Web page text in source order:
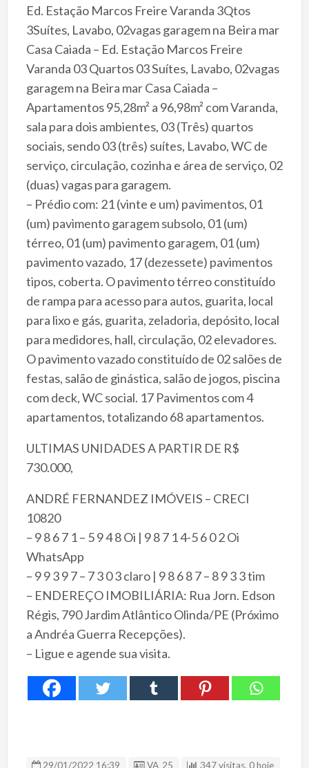
Ed. Estação Marcos Freire Varanda 3Qtos
3Suítes, Lavabo, 02vagas garagem na Beira mar
Casa Caiada – Ed. Estação Marcos Freire
Varanda 03 Quartos 03 Suítes, Lavabo, 02vagas
garagem na Beira mar Casa Caiada –
Apartamentos 95,28m² a 96,98m² com Varanda,
sala para dois ambientes, 03 (Três) quartos
sociais, sendo 03 (três) suítes, Lavabo, WC de
serviço, circulação, cozinha e área de serviço, 02
(duas) vagas para garagem.
– Prédio com: 21 (vinte e um) pavimentos, 01
(um) pavimento garagem subsolo, 01 (um)
térreo, 01 (um) pavimento garagem, 01 (um)
pavimento vazado, 17 (dezessete) pavimentos
tipos, coberta. O pavimento térreo constituído
de rampa para acesso para autos, guarita, local
para lixo e gás, guarita, zeladoria, depósito, local
para medidores, hall, circulação, 02 elevadores.
O pavimento vazado constituído de 02 salões de
festas, salão de ginástica, salão de jogos, piscina
com deck, WC social. 17 Pavimentos com 4
apartamentos, totalizando 68 apartamentos.
ULTIMAS UNIDADES A PARTIR DE R$
730.000,
ANDRÉ FERNANDEZ IMÓVEIS – CRECI
10820
– 9 8 6 7 1 – 5 9 4 8 Oi | 9 8 7 1 4-5 6 0 2 Oi
WhatsApp
– 9 9 3 9 7 – 7 3 0 3 claro | 9 8 6 8 7 – 8 9 3 3 tim
– ENDEREÇO IMOBILIÁRIA: Rua Jorn. Edson
Régis, 790 Jardim Atlântico Olinda/PE (Próximo
a Andréa Guerra Recepções).
– Ligue e agende sua visita.
29/01/2022 16:39 ID Anúncio
VA_25 347 visitas, 0 hoje